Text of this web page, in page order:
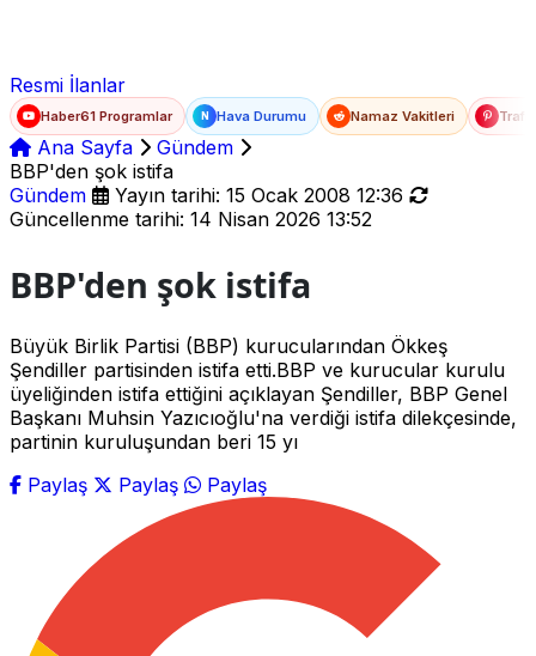
Resmi İlanlar
Haber61 Programlar N Hava Durumu Namaz Vakitleri
Ana Sayfa
Gündem
BBP'den şok istifa
Gündem
Yayın tarihi: 15 Ocak 2008 12:36
Güncellenme tarihi: 14 Nisan 2026 13:52
BBP'den şok istifa
Büyük Birlik Partisi (BBP) kurucularından Ökkeş
Şendiller partisinden istifa etti.BBP ve kurucular kurulu
üyeliğinden istifa ettiğini açıklayan Şendiller, BBP Genel
Başkanı Muhsin Yazıcıoğlu'na verdiği istifa dilekçesinde,
partinin kuruluşundan beri 15 yı
Paylaş
Paylaş Paylaş